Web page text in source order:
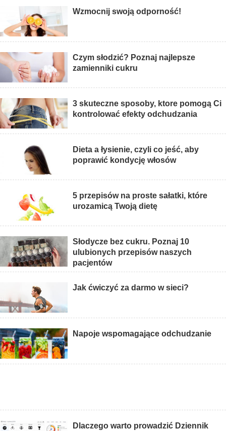
Wzmocnij swoją odporność!
Czym słodzić? Poznaj najlepsze
zamienniki cukru
3 skuteczne sposoby, ktore pomogą Ci
kontrolować efekty odchudzania
Dieta a łysienie, czyli co jeść, aby
poprawić kondycję włosów
5 przepisów na proste sałatki, które
urozamicą Twoją dietę
Słodycze bez cukru. Poznaj 10
ulubionych przepisów naszych
pacjentów
Jak ćwiczyć za darmo w sieci?
Napoje wspomagające odchudzanie
Dlaczego warto prowadzić Dziennik